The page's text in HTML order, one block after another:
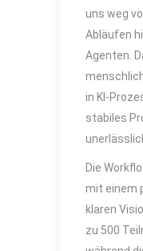
uns weg
Abläufen
Agenten.
in KI-
stabiles
Die
mit einem
klaren
zu 500